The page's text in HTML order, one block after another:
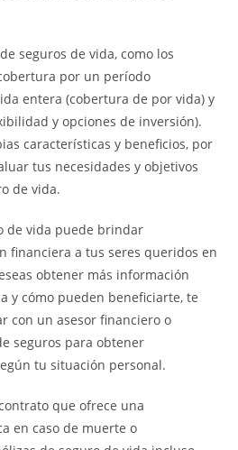
seguros de vida, como los
por un período
entera (cobertura de por vida) y
y opciones de inversión).
características y beneficios, por
tus necesidades y objetivos
de vida.
de vida puede brindar
financiera a tus seres queridos en
obtener más información
y cómo pueden beneficiarte, te
con un asesor financiero o
seguros para obtener
tu situación personal.
que ofrece una
en caso de muerte o